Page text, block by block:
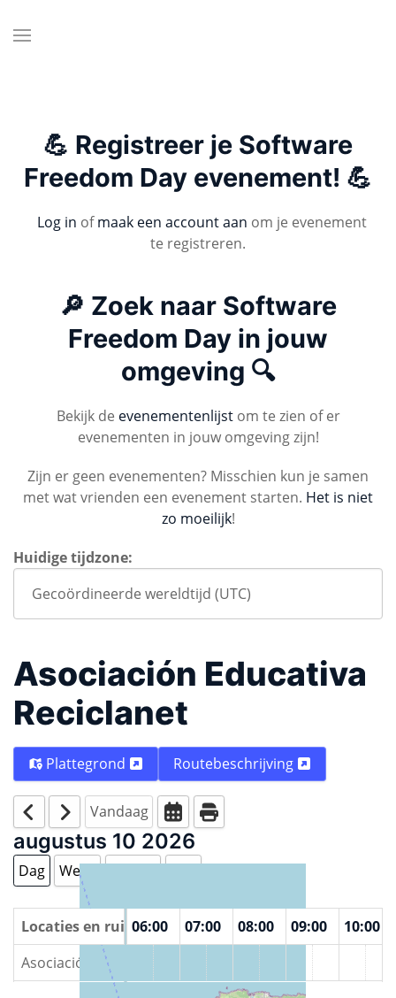
💪 Registreer je Software
Freedom Day evenement! 💪
Log in ofmaak een account aan om je evenement
te registreren.
🔎 Zoek naar Software
Freedom Day in jouw
omgeving 🔍
Bekijk de evenementenlijstom te zien of er
evenementen in jouw omgeving zijn!
Zijn er geen evenementen? Misschien kun je samen
met wat vrienden een evenement starten. Het is niet
zo moeilijk!
Huidige tijdzone:
Asociación Educativa
Reciclanet
Plattegrond Routebeschrijving
Vandaag
augustus 10 2026
Dag Week
Locaties en ruimtes
04:00 05:00 06:00 07:00 08:00 09:00
10:00
Asociación Educativa Reciclanet